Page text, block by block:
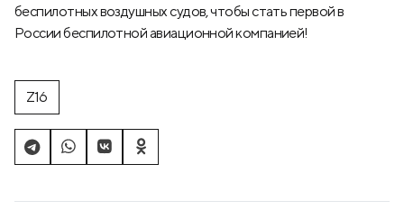
беспилотных воздушных судов, чтобы стать первой в
России беспилотной авиационной компанией!
Z16